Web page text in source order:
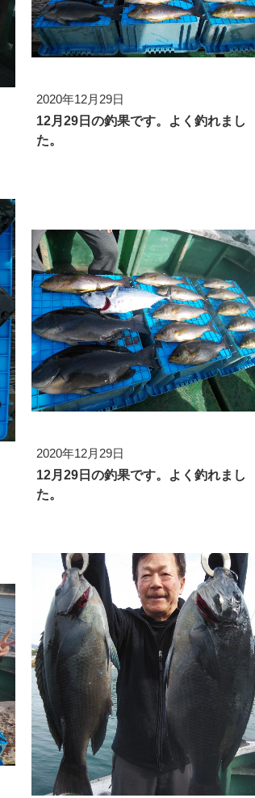
2020年12月29日
12月29日の釣果です。よく釣れまし
た。
2020年12月29日
12月29日の釣果です。よく釣れまし
た。